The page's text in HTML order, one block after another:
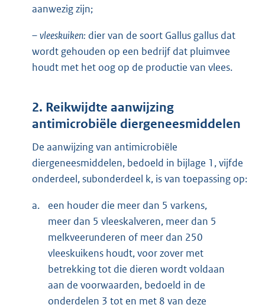
aanwezig zijn;
–vleeskuiken: dier van de soort Gallus gallus dat
wordt gehouden op een bedrijf dat pluimvee
houdt met het oog op de productie van vlees.
2. Reikwijdte aanwijzing
antimicrobiële diergeneesmiddelen
De aanwijzing van antimicrobiële
diergeneesmiddelen, bedoeld in bijlage 1, vijfde
onderdeel, subonderdeel k, is van toepassing op:
a.
een houder die meer dan 5 varkens,
meer dan 5 vleeskalveren, meer dan 5
melkveerunderen of meer dan 250
vleeskuikens houdt, voor zover met
betrekking tot die dieren wordt voldaan
aan de voorwaarden, bedoeld in de
onderdelen 3 tot en met 8 van deze